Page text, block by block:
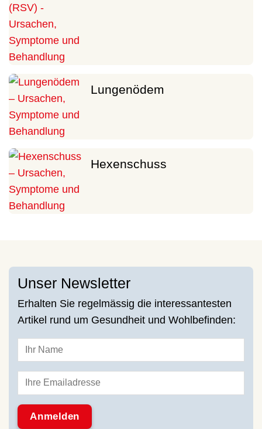
Lungenödem
Hexenschuss
Unser Newsletter
Erhalten Sie regelmässig die interessantesten
Artikel rund um Gesundheit und Wohlbefinden: